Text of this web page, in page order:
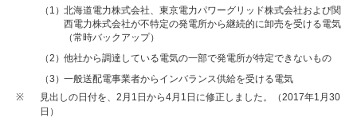
（1）北海道電力株式会社、東京電力パワーグリッド株式会社および関
西電力株式会社が不特定の発電所から継続的に卸売を受ける電気
（常時バックアップ）
（2）他社から調達している電気の一部で発電所が特定できないもの
（3）一般送配電事業者からインバランス供給を受ける電気
※
見出しの日付を、2月1日から4月1日に修正しました。（2017年1月30
日）